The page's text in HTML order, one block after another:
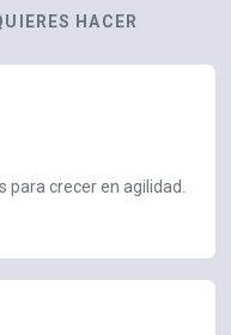
HACER
para crecer en agilidad.